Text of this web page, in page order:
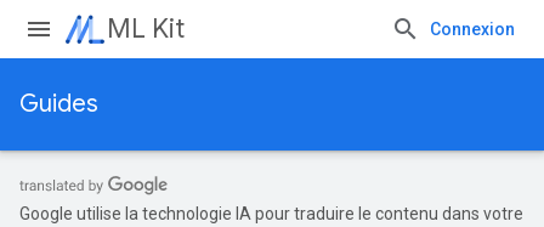
ML Kit Connexion
Guides
Google utilise la technologie IA pour traduire le contenu dans votre